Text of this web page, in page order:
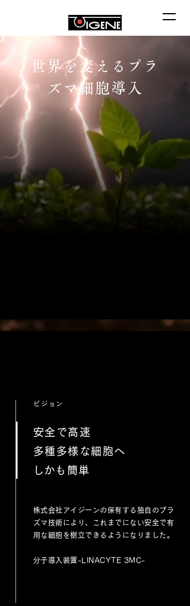
世界を変えるプラ
ズマ細胞導入
ビジョン
安全で高速
多種多様な細胞へ
​しかも簡単
株式会社アイジーンの保有する独自のプラ
ズマ技術により、これまでにない安全で有
用な細胞を樹立できるようになりました。
分子導入装置-LINACYTE 3MC-